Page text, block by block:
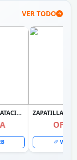
VER TODO
BOLSA DE HIDRATACIÓN UNIVEX CAMELBACK COLOR CELESTE
VER